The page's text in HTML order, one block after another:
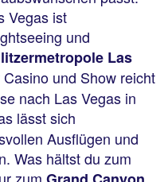
Vegas ist
und
Las
und Show reicht
nach Las Vegas in
lässt sich
Ausflügen und
Was hältst du zum